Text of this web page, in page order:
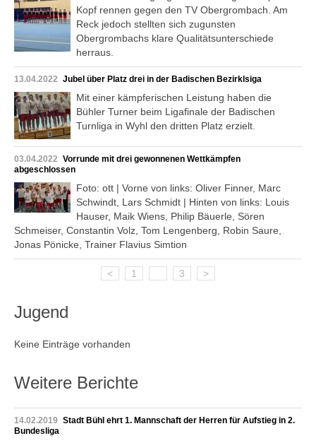
Kopf rennen gegen den TV Obergrombach. Am
Reck jedoch stellten sich zugunsten
Obergrombachs klare Qualitätsunterschiede
herraus.
13.04.2022 Jubel über Platz drei in der Badischen Bezirklsiga
Mit einer kämpferischen Leistung haben die
Bühler Turner beim Ligafinale der Badischen
Turnliga in Wyhl den dritten Platz erzielt.
03.04.2022 Vorrunde mit drei gewonnenen Wettkämpfen
abgeschlossen
Foto: ott | Vorne von links: Oliver Finner, Marc
Schwindt, Lars Schmidt | Hinten von links: Louis
Hauser, Maik Wiens, Philip Bäuerle, Sören
Schmeiser, Constantin Volz, Tom Lengenberg, Robin Saure,
Jonas Pönicke, Trainer Flavius Simtion
< 1 3 >
Jugend
Keine Einträge vorhanden
Weitere Berichte
14.02.2019 Stadt Bühl ehrt 1. Mannschaft der Herren für Aufstieg in 2.
Bundesliga